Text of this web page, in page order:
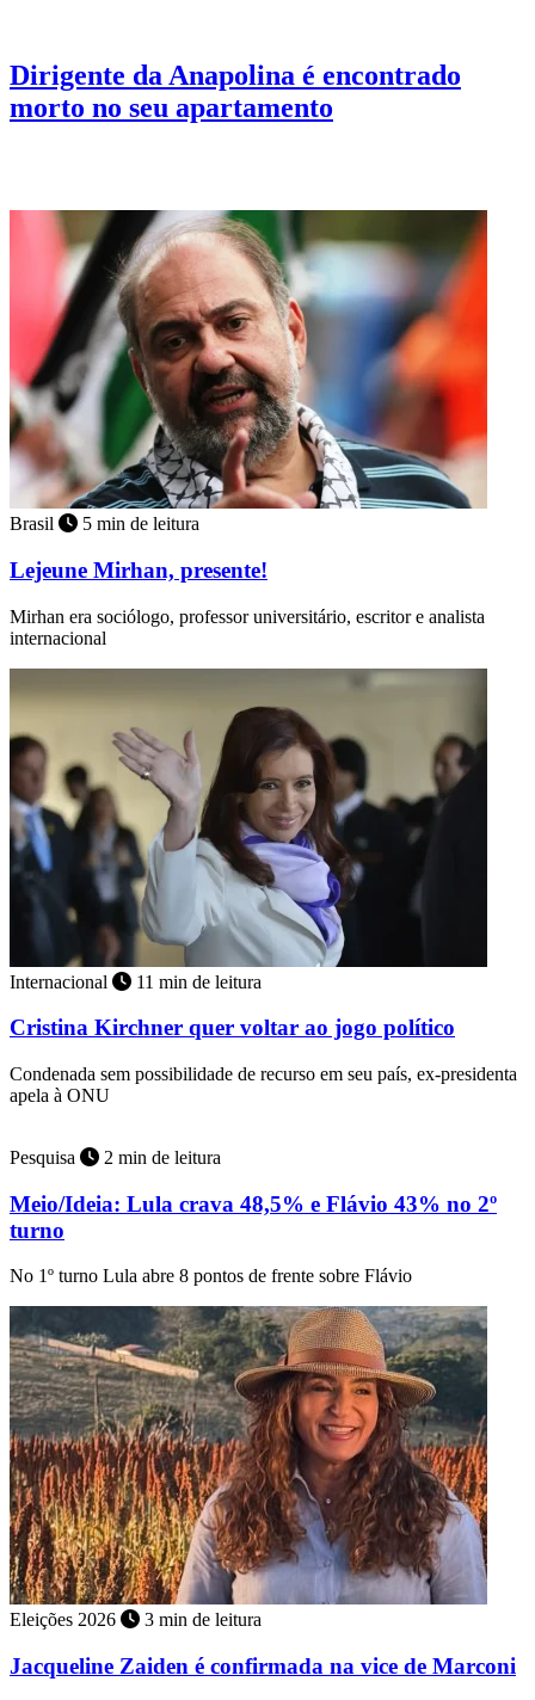
Dirigente da Anapolina é encontrado
morto no seu apartamento
Brasil 5 min de leitura
Lejeune Mirhan, presente!
Mirhan era sociólogo, professor universitário, escritor e analista
internacional
Internacional 11 min de leitura
Cristina Kirchner quer voltar ao jogo político
Condenada sem possibilidade de recurso em seu país, ex-presidenta
apela à ONU
Pesquisa 2 min de leitura
Meio/Ideia: Lula crava 48,5% e Flávio 43% no 2º
turno
No 1º turno Lula abre 8 pontos de frente sobre Flávio
Eleições 2026 3 min de leitura
Jacqueline Zaiden é confirmada na vice de Marconi